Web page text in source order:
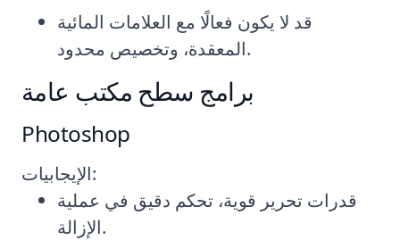
قد لا يكون فعالًا مع العلامات المائية
المعقدة، وتخصيص محدود.
برامج سطح مكتب عامة
Photoshop
الإيجابيات:
قدرات تحرير قوية، تحكم دقيق في عملية
الإزالة.